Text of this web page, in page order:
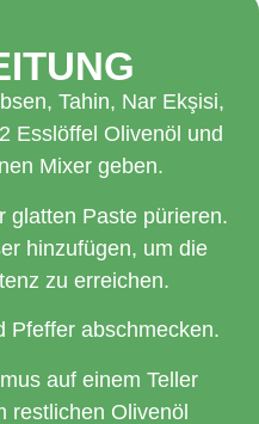
Tahin, Nar Ekşisi,
Esslöffel Olivenöl und
Mixer geben.
glatten Paste pürieren.
hinzufügen, um die
zu erreichen.
Pfeffer abschmecken.
auf einem Teller
restlichen Olivenöl